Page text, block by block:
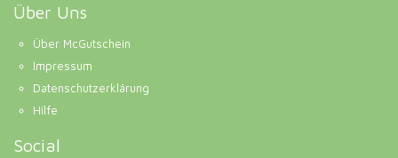
Über Uns
Über McGutschein
Impressum
Datenschutzerklärung
Hilfe
Social